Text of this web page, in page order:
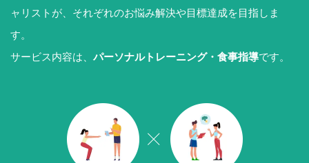
ャリストが、それぞれのお悩み解決や目標達成を目指しま
す。
サービス内容は、 パーソナルトレーニング・食事指導です。